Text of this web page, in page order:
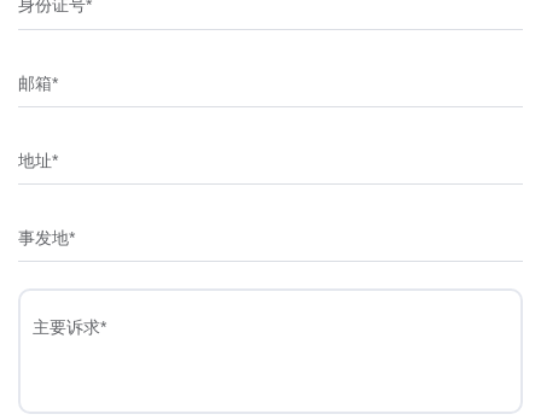
身份证号*
邮箱*
地址*
事发地*
主要诉求*